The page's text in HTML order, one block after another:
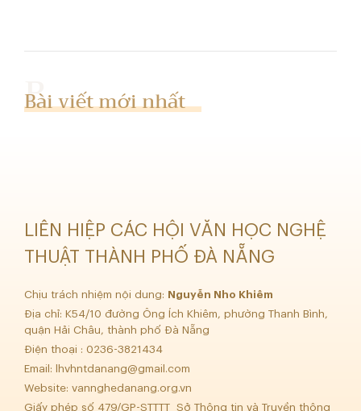
Bài viết mới nhất
LIÊN HIỆP CÁC HỘI VĂN HỌC NGHỆ
THUẬT THÀNH PHỐ ĐÀ NẴNG
Chịu trách nhiệm nội dung: Nguyễn Nho Khiêm
Địa chỉ: K54/10 đường Ông Ích Khiêm, phường Thanh Bình,
quận Hải Châu, thành phố Đà Nẵng
Điện thoại : 0236-3821434
Email:
lhvhntdanang@gmail.com
Website: vannghedanang.org.vn
Giấy phép số 479/GP-STTTT Sở Thông tin và Truyền thông